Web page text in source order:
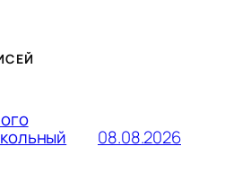
08.08.2026